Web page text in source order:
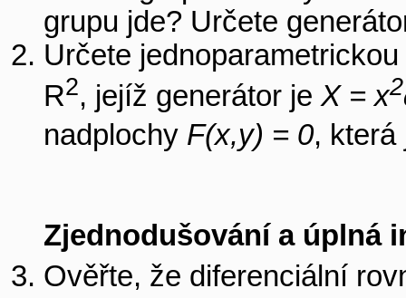
grupu jde? Určete
Určete
R2, jejíž generátor je X = x2
nadplochy F(x,y) = 0, která
Zjednodušování a úplná
Ověřte, že diferenciální